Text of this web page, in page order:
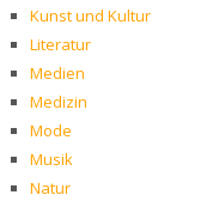
Kunst und Kultur
Literatur
Medien
Medizin
Mode
Musik
Natur